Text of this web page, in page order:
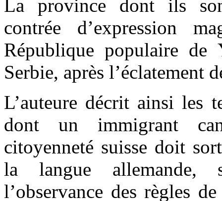
La province dont ils
contrée d’expression
République populaire de
Serbie, après l’éclatement
L’auteure décrit ainsi les
dont un immigrant
citoyenneté suisse doit
la langue allemande,
l’observance des règles